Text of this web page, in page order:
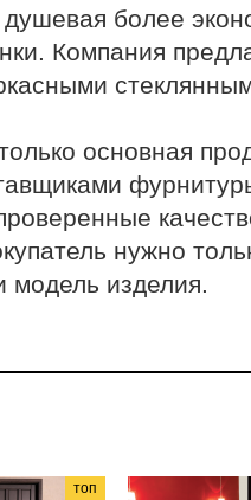
более
Компания
основная
нужно
модель изделия.
топ